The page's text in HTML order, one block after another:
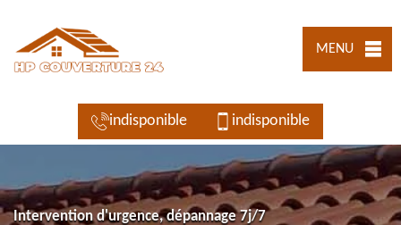
MENU
indisponible indisponible
Intervention d'urgence, dépannage 7j/7